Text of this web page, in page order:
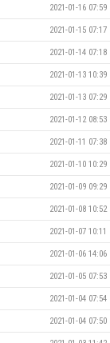
2021-01-16 07:59
2021-01-15 07:17
2021-01-14 07:18
2021-01-13 10:39
2021-01-13 07:29
2021-01-12 08:53
2021-01-11 07:38
2021-01-10 10:29
2021-01-09 09:29
2021-01-08 10:52
2021-01-07 10:11
2021-01-06 14:06
2021-01-05 07:53
2021-01-04 07:54
2021-01-04 07:50